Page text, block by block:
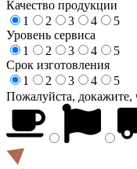
Качество продукции
1
2 3 4
5
Уровень сервиса
1
2 3 4
5
Срок изготовления
1
2 3 4
5
Пожалуйста, докажите,